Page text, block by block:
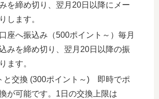
を締め切り、翌月20日以降にメー
します。
座へ振込み（500ポイント～）毎月
みを締め切り、翌月20日以降の振
ます。
と交換 (300ポイント～) 即時でポ
が可能です。1日の交換上限は